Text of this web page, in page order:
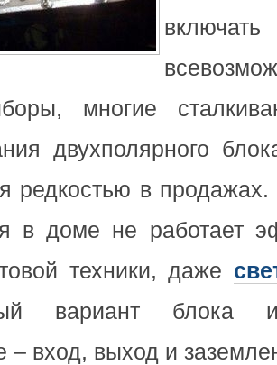
многие
двухполярного
редкостью в
в доме не работает
техники, даже
вариант блока
– вход, выход и